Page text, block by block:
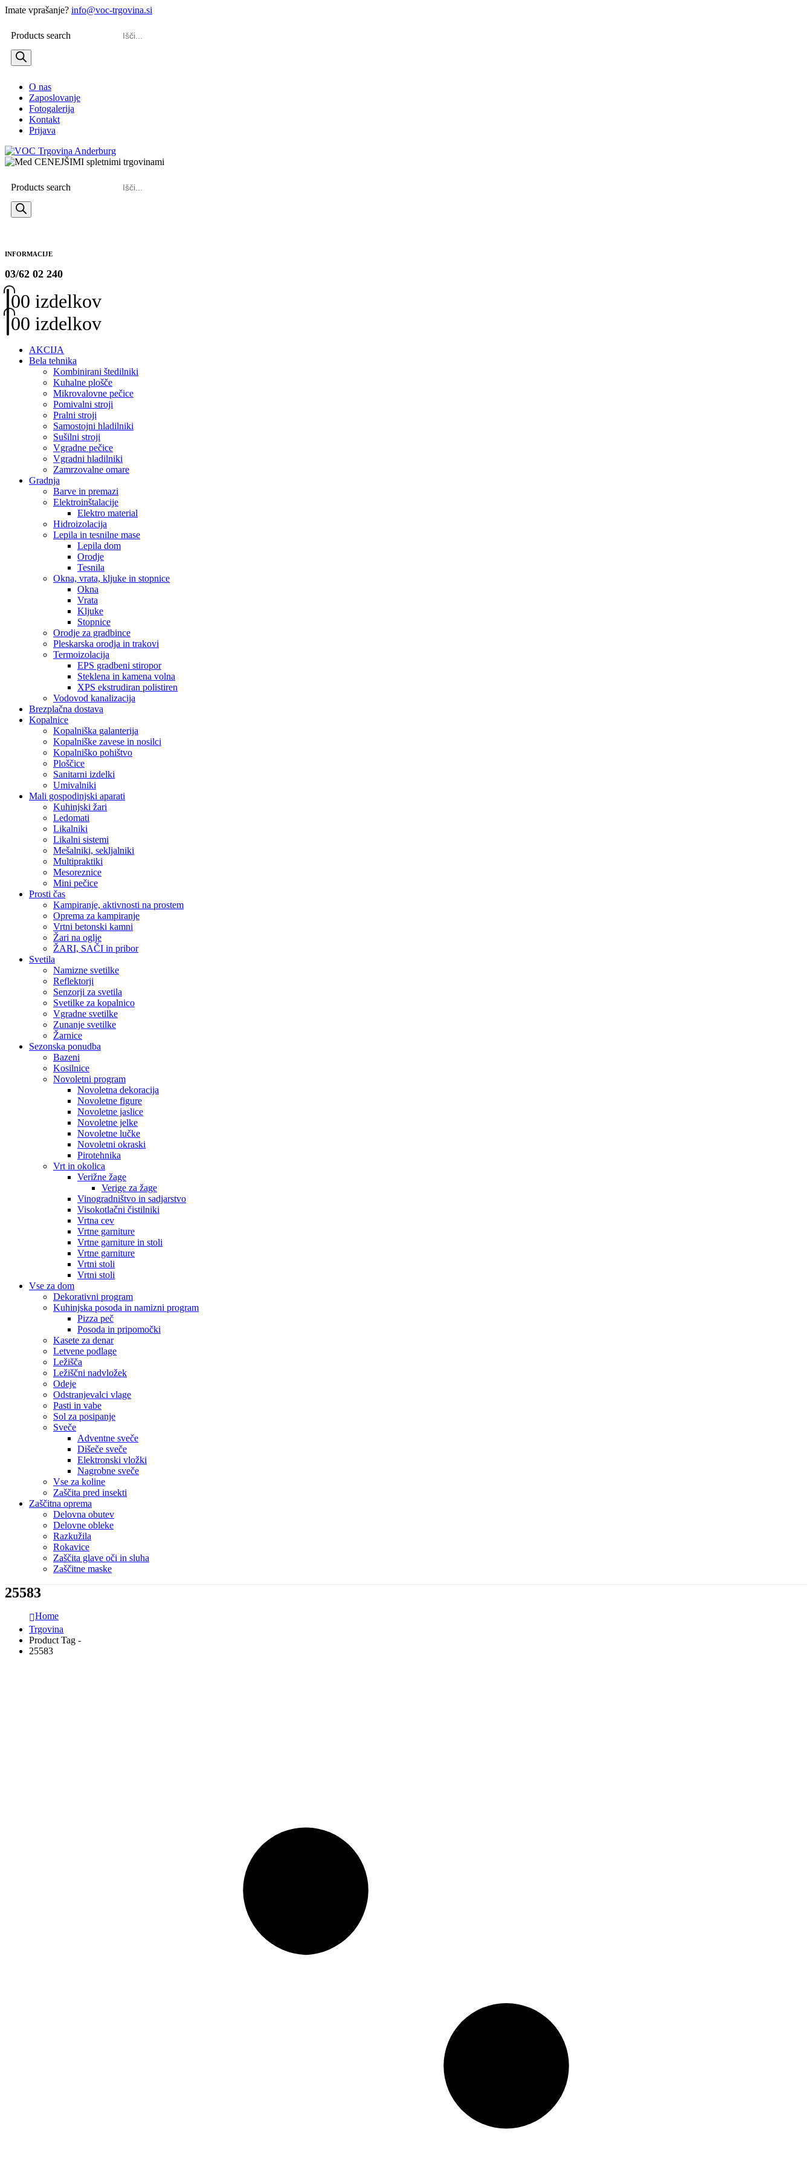
Imate vprašanje? info@voc-trgovina.si
Products search
O nas
Zaposlovanje
Fotogalerija
Kontakt
Prijava
Products search
INFORMACIJE
03/62 02 240
00 izdelkov
00 izdelkov
AKCIJA
Bela tehnika
Kombinirani štedilniki
Kuhalne plošče
Mikrovalovne pečice
Pomivalni stroji
Pralni stroji
Samostojni hladilniki
Sušilni stroji
Vgradne pečice
Vgradni hladilniki
Zamrzovalne omare
Gradnja
Barve in premazi
Elektroinštalacije
Elektro material
Hidroizolacija
Lepila in tesnilne mase
Lepila dom
Orodje
Tesnila
Okna, vrata, kljuke in stopnice
Okna
Vrata
Kljuke
Stopnice
Orodje za gradbince
Pleskarska orodja in trakovi
Termoizolacija
EPS gradbeni stiropor
Steklena in kamena volna
XPS ekstrudiran polistiren
Vodovod kanalizacija
Brezplačna dostava
Kopalnice
Kopalniška galanterija
Kopalniške zavese in nosilci
Kopalniško pohištvo
Ploščice
Sanitarni izdelki
Umivalniki
Mali gospodinjski aparati
Kuhinjski žari
Ledomati
Likalniki
Likalni sistemi
Mešalniki, sekljalniki
Multipraktiki
Mesoreznice
Mini pečice
Prosti čas
Kampiranje, aktivnosti na prostem
Oprema za kampiranje
Vrtni betonski kamni
Žari na oglje
ŽARI, SAČI in pribor
Svetila
Namizne svetilke
Reflektorji
Senzorji za svetila
Svetilke za kopalnico
Vgradne svetilke
Zunanje svetilke
Žarnice
Sezonska ponudba
Bazeni
Kosilnice
Novoletni program
Novoletna dekoracija
Novoletne figure
Novoletne jaslice
Novoletne jelke
Novoletne lučke
Novoletni okraski
Pirotehnika
Vrt in okolica
Verižne žage
Verige za žage
Vinogradništvo in sadjarstvo
Visokotlačni čistilniki
Vrtna cev
Vrtne garniture
Vrtne garniture in stoli
Vrtne garniture
Vrtni stoli
Vrtni stoli
Vse za dom
Dekorativni program
Kuhinjska posoda in namizni program
Pizza peč
Posoda in pripomočki
Kasete za denar
Letvene podlage
Ležišča
Ležiščni nadvložek
Odeje
Odstranjevalci vlage
Pasti in vabe
Sol za posipanje
Sveče
Adventne sveče
Dišeče sveče
Elektronski vložki
Nagrobne sveče
Vse za koline
Zaščita pred insekti
Zaščitna oprema
Delovna obutev
Delovne obleke
Razkužila
Rokavice
Zaščita glave oči in sluha
Zaščitne maske
25583
Home
Trgovina
Product Tag -
25583